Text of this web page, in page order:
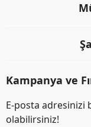
Kampanya ve
E-posta adresinizi
olabilirsiniz!